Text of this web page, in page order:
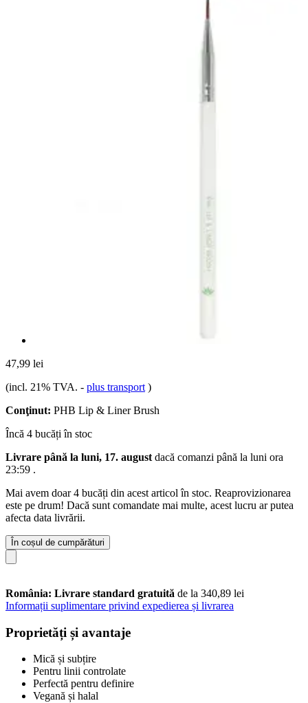
47,99 lei
(incl. 21% TVA. - plus transport )
Conţinut: PHB Lip & Liner Brush
Încă 4 bucăți în stoc
Livrare până la luni, 17. august dacă comanzi până la luni ora
23:59 .
Mai avem doar 4 bucăți din acest articol în stoc. Reaprovizionarea
este pe drum! Dacă sunt comandate mai multe, acest lucru ar putea
afecta data livrării.
În coșul de cumpărături
România: Livrare standard gratuită de la 340,89 lei
Informații suplimentare privind expedierea și livrarea
Proprietăți și avantaje
Mică și subțire
Pentru linii controlate
Perfectă pentru definire
Vegană și halal